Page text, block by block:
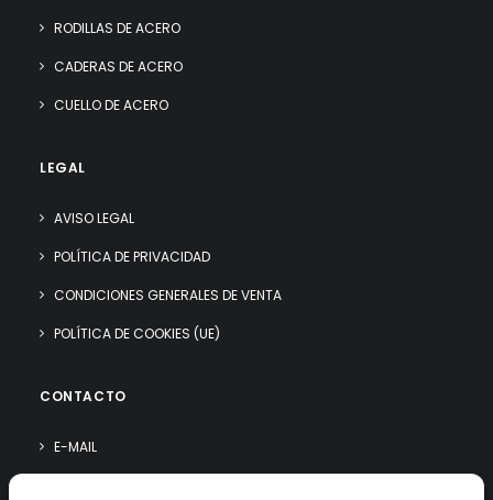
RODILLAS DE ACERO
CADERAS DE ACERO
CUELLO DE ACERO
LEGAL
AVISO LEGAL
POLÍTICA DE PRIVACIDAD
CONDICIONES GENERALES DE VENTA
POLÍTICA DE COOKIES (UE)
CONTACTO
E-MAIL